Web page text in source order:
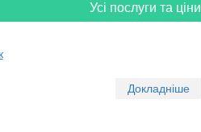
Усі послуги та
Докладніше